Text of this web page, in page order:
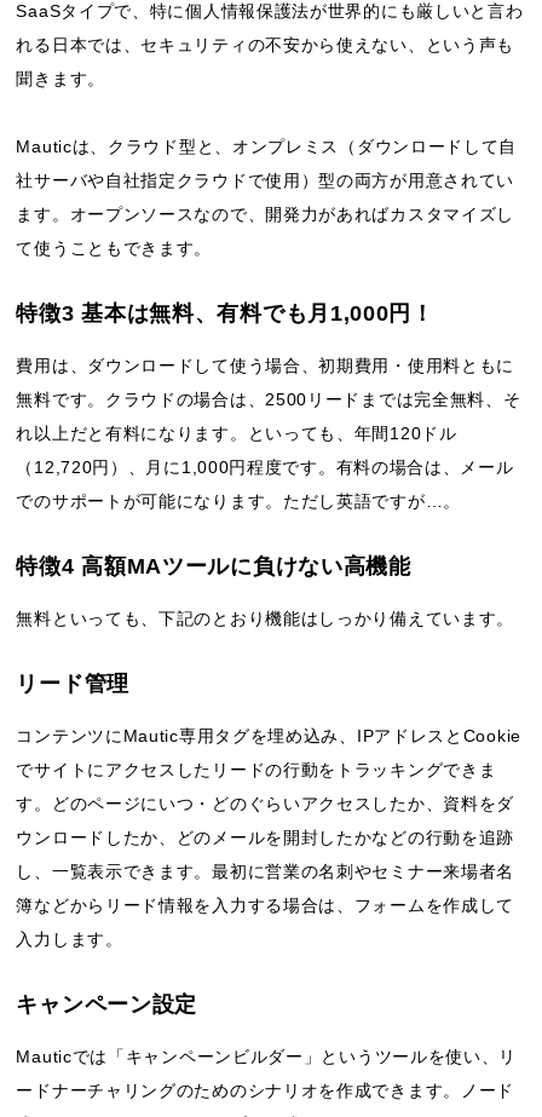
SaaSタイプで、特に個人情報保護法が世界的にも厳しいと言わ
れる日本では、セキュリティの不安から使えない、という声も
聞きます。
Mauticは、クラウド型と、オンプレミス（ダウンロードして自
社サーバや自社指定クラウドで使用）型の両方が用意されてい
ます。オープンソースなので、開発力があればカスタマイズし
て使うこともできます。
特徴3 基本は無料、有料でも月1,000円！
費用は、ダウンロードして使う場合、初期費用・使用料ともに
無料です。クラウドの場合は、2500リードまでは完全無料、そ
れ以上だと有料になります。といっても、年間120ドル
（12,720円）、月に1,000円程度です。有料の場合は、メール
でのサポートが可能になります。ただし英語ですが…。
特徴4 高額MAツールに負けない高機能
無料といっても、下記のとおり機能はしっかり備えています。
リード管理
コンテンツにMautic専用タグを埋め込み、IPアドレスとCookie
でサイトにアクセスしたリードの行動をトラッキングできま
す。どのページにいつ・どのぐらいアクセスしたか、資料をダ
ウンロードしたか、どのメールを開封したかなどの行動を追跡
し、一覧表示できます。最初に営業の名刺やセミナー来場者名
簿などからリード情報を入力する場合は、フォームを作成して
入力します。
キャンペーン設定
Mauticでは「キャンペーンビルダー」というツールを使い、リ
ードナーチャリングのためのシナリオを作成できます。ノード